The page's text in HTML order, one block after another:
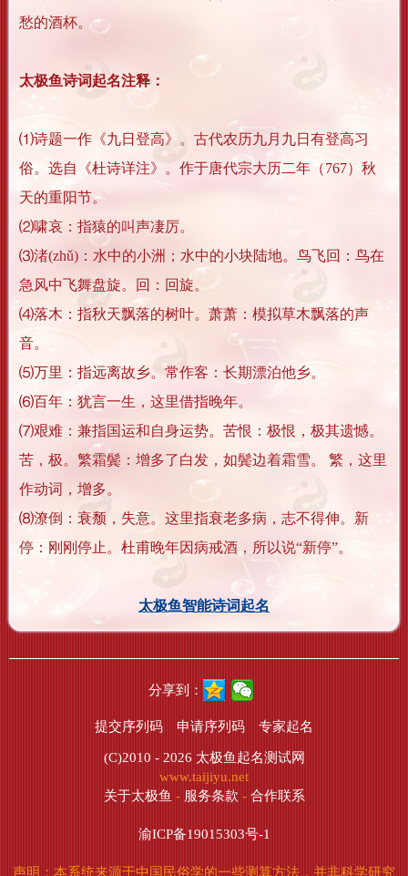
愁的酒杯。
太极鱼诗词起名注释：
⑴诗题一作《九日登高》。古代农历九月九日有登高习
俗。选自《杜诗详注》。作于唐代宗大历二年（767）秋
天的重阳节。
⑵啸哀：指猿的叫声凄厉。
⑶渚(zhǔ)：水中的小洲；水中的小块陆地。鸟飞回：鸟在
急风中飞舞盘旋。回：回旋。
⑷落木：指秋天飘落的树叶。萧萧：模拟草木飘落的声
音。
⑸万里：指远离故乡。常作客：长期漂泊他乡。
⑹百年：犹言一生，这里借指晚年。
⑺艰难：兼指国运和自身运势。苦恨：极恨，极其遗憾。
苦，极。繁霜鬓：增多了白发，如鬓边着霜雪。 繁，这里
作动词，增多。
⑻潦倒：衰颓，失意。这里指衰老多病，志不得伸。新
停：刚刚停止。杜甫晚年因病戒酒，所以说“新停”。
太极鱼智能诗词起名
分享到：
提交序列码 申请序列码 专家起名
(C)2010 - 2026 太极鱼起名测试网
www.taijiyu.net
关于太极鱼 - 服务条款 - 合作联系
渝ICP备19015303号-1
声明：本系统来源于中国民俗学的一些测算方法，并非科学研究